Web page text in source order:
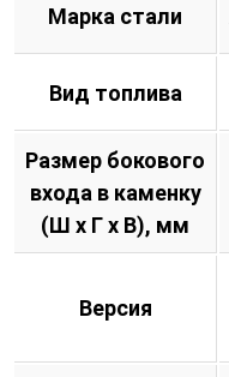
Марка стали
Вид топлива
Размер бокового
входа в каменку
(Ш х Г х В), мм
Версия